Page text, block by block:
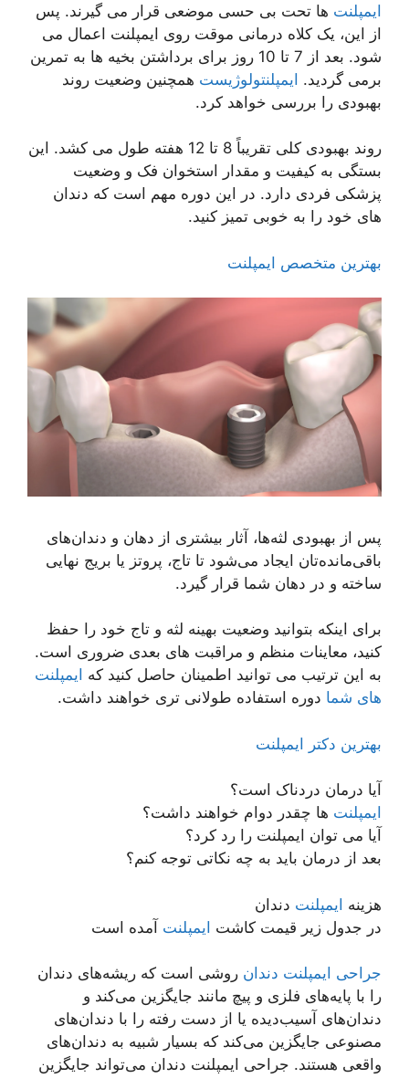
ایمپلنت ها تحت بی حسی موضعی قرار می گیرند. پس
از این، یک کلاه درمانی موقت روی ایمپلنت اعمال می
شود. بعد از 7 تا 10 روز برای برداشتن بخیه ها به تمرین
برمی گردید. ایمپلنتولوژیست همچنین وضعیت روند
بهبودی را بررسی خواهد کرد.
روند بهبودی کلی تقریباً 8 تا 12 هفته طول می کشد. این
بستگی به کیفیت و مقدار استخوان فک و وضعیت
پزشکی فردی دارد. در این دوره مهم است که دندان
های خود را به خوبی تمیز کنید.
بهترین متخصص ایمپلنت
پس از بهبودی لثه‌ها، آثار بیشتری از دهان و دندان‌های
باقی‌مانده‌تان ایجاد می‌شود تا تاج، پروتز یا بریج نهایی
ساخته و در دهان شما قرار گیرد.
برای اینکه بتوانید وضعیت بهینه لثه و تاج خود را حفظ
کنید، معاینات منظم و مراقبت های بعدی ضروری است.
به این ترتیب می توانید اطمینان حاصل کنید که ایمپلنت
های شما دوره استفاده طولانی تری خواهند داشت.
بهترین دکتر ایمپلنت
آیا درمان دردناک است؟
ایمپلنت ها چقدر دوام خواهند داشت؟
آیا می توان ایمپلنت را رد کرد؟
بعد از درمان باید به چه نکاتی توجه کنم؟
هزینه ایمپلنت دندان
در جدول زیر قیمت کاشت ایمپلنت آمده است
جراحی ایمپلنت دندان روشی است که ریشه‌های دندان
را با پایه‌های فلزی و پیچ مانند جایگزین می‌کند و
دندان‌های آسیب‌دیده یا از دست رفته را با دندان‌های
مصنوعی جایگزین می‌کند که بسیار شبیه به دندان‌های
واقعی هستند. جراحی ایمپلنت دندان می‌تواند جایگزین